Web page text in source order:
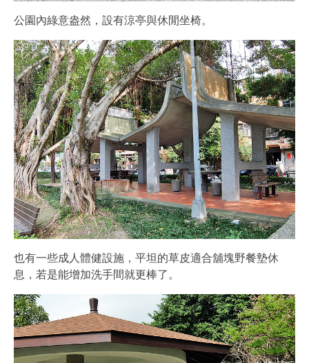
公園內綠意盎然，設有涼亭與休閒坐椅。
也有一些成人體健設施，平坦的草皮適合舖塊野餐墊休
息，若是能增加洗手間就更棒了。